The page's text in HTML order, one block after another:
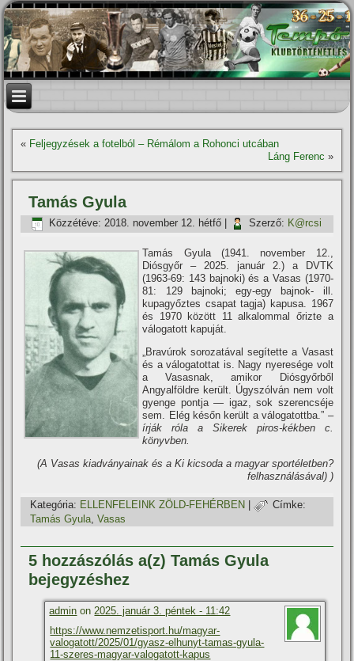
« Feljegyzések a fotelból – Rémálom a Rohonci utcában
Láng Ferenc »
Tamás Gyula
Közzétéve: 2018. november 12. hétfő Szerző: K@rcsi
Tamás Gyula (1941. november 12.,
Diósgyőr – 2025. január 2.) a DVTK
(1963-69: 143 bajnoki) és a Vasas (1970-
81: 129 bajnoki; egy-egy bajnok- ill.
kupagyőztes csapat tagja) kapusa. 1967
és 1970 között 11 alkalommal őrizte a
válogatott kapuját.
„Bravúrok sorozatával segí­tette a Vasast
és a válogatottat is. Nagy nyeresége volt
a Vasasnak, amikor Diósgyőrből
Angyalföldre került. Úgyszólván nem volt
gyenge pontja — igaz, sok szerencséje
sem. Elég későn került a válogatottba.” –
í­rják róla a Sikerek piros-kékben c.
könyvben.
(A Vasas kiadványainak és a Ki kicsoda a magyar sportéletben?
felhasználásával) )
Kategória: ELLENFELEINK ZÖLD-FEHÉRBEN |
Címke:
Tamás Gyula,Vasas
5 hozzászólás a(z) Tamás Gyula
bejegyzéshez
admin on2025. január 3. péntek - 11:42
https://www.nemzetisport.hu/magyar-
valogatott/2025/01/gyasz-elhunyt-tamas-gyula-
11-szeres-magyar-valogatott-kapus